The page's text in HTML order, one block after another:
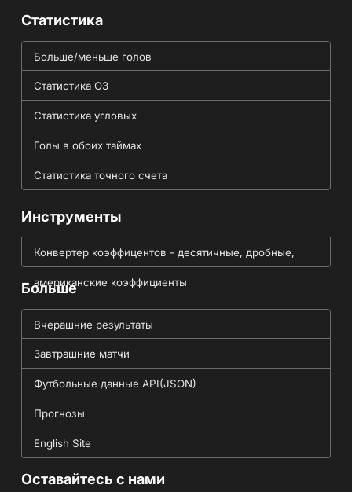
Статистика
Больше/меньше голов
Статистика ОЗ
Статистика угловых
Голы в обоих таймах
Статистика точного счета
Инструменты
Конвертер коэффицентов - десятичные, дробные,
американские коэффициенты
Больше
Вчерашние результаты
Завтрашние матчи
Футбольные данные API(JSON)
Прогнозы
English Site
Оставайтесь с нами